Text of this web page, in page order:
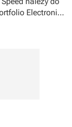
Electronic
czy Criterion